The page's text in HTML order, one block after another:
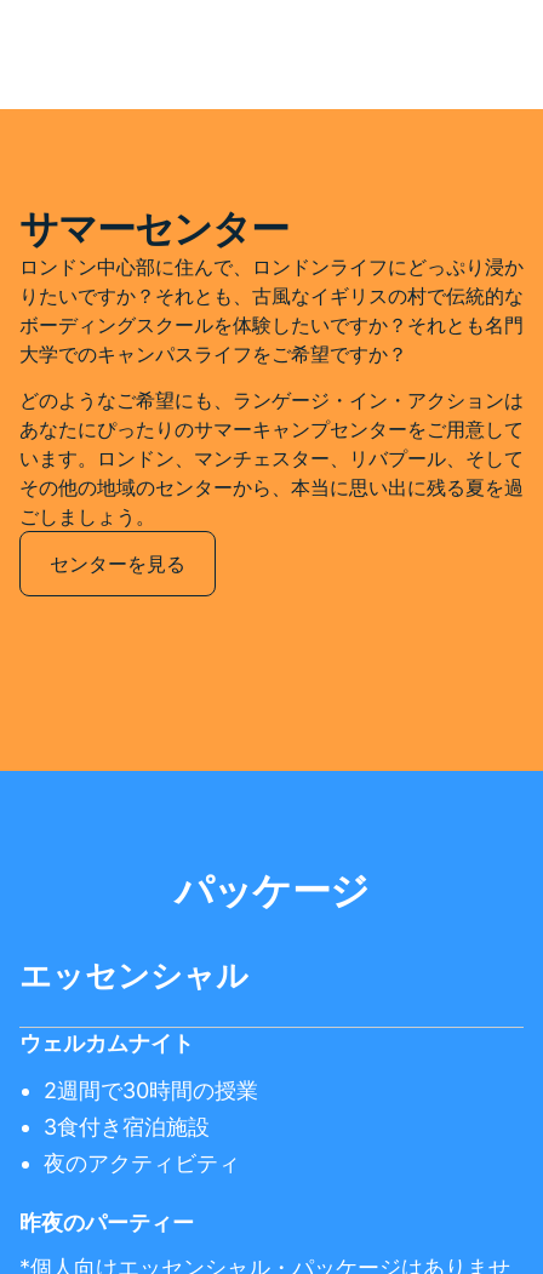
サマーセンター
ロンドン中心部に住んで、ロンドンライフにどっぷり浸か
りたいですか？それとも、古風なイギリスの村で伝統的な
ボーディングスクールを体験したいですか？それとも名門
大学でのキャンパスライフをご希望ですか？
どのようなご希望にも、ランゲージ・イン・アクションは
あなたにぴったりのサマーキャンプセンターをご用意して
います。ロンドン、マンチェスター、リバプール、そして
その他の地域のセンターから、本当に思い出に残る夏を過
ごしましょう。
センターを見る
パッケージ
エッセンシャル
ウェルカムナイト
2週間で30時間の授業
3食付き宿泊施設
夜のアクティビティ
昨夜のパーティー
*個人向けエッセンシャル・パッケージはありませ